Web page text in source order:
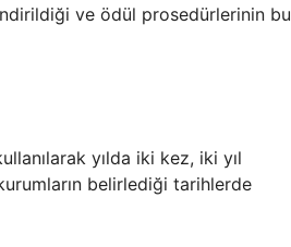
ve ödül prosedürlerinin bu
yılda iki kez, iki yıl
belirlediği tarihlerde